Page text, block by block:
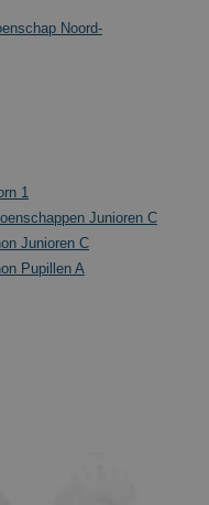
Noord-
1
Junioren C
Junioren C
Pupillen A